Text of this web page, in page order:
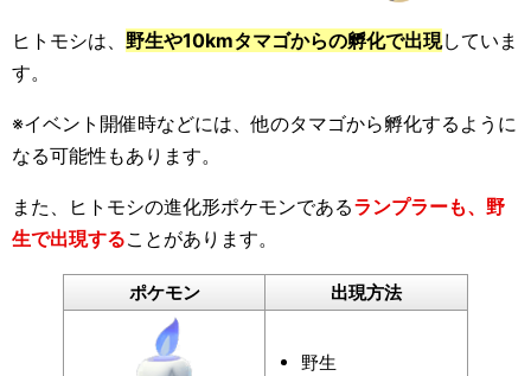
ヒトモシは、 野生や10kmタマゴからの孵化で出現していま
す。
※イベント開催時などには、他のタマゴから孵化するように
なる可能性もあります。
また、ヒトモシの進化形ポケモンであるランプラーも、野
生で出現することがあります。
ポケモン 出現方法
野生